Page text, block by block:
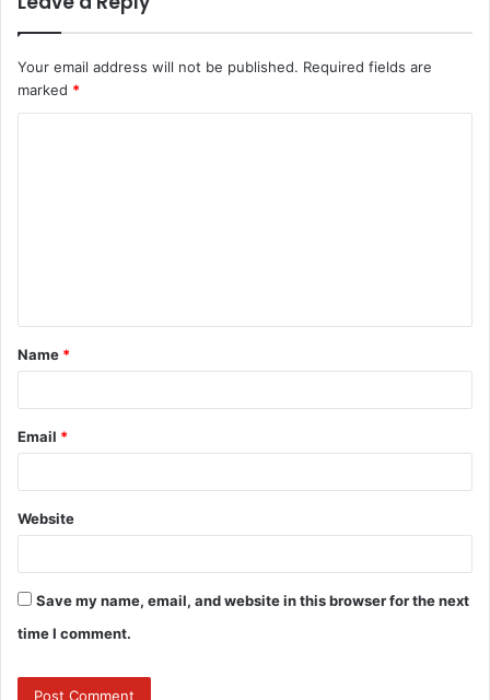
Your email address will not be published. Required fields are
marked *
t
*
Name *
Email *
Website
Save my name, email, and website in this browser for the next
time I comment.